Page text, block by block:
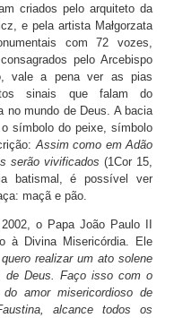
criados pelo arquiteto da
e pela artista Małgorzata
com 72 vozes,
pelo Arcebispo
vale a pena ver as pias
sinais que falam do
no mundo de Deus. A bacia
símbolo do peixe, símbolo
Assim como em Adão
serão vivificados (1Cor 15,
batismal, é possível ver
maçã e pão.
o Papa João Paulo II
à Divina Misericórdia. Ele
realizar um ato solene
de Deus. Faço isso com o
amor misericordioso de
alcance todos os